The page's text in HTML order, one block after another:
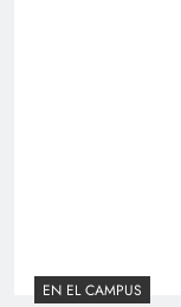
EN EL CAMPUS